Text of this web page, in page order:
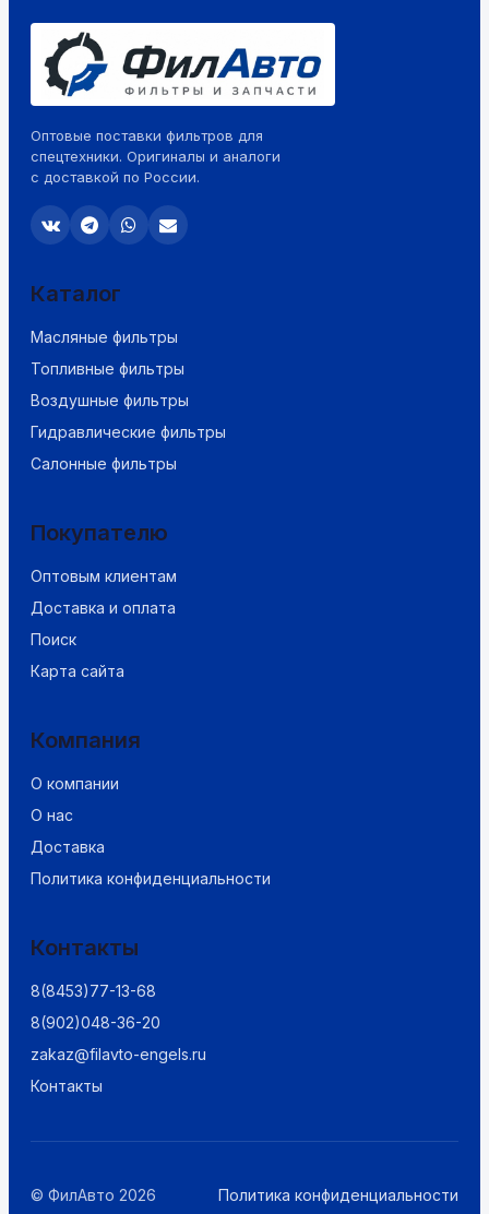
Оптовые поставки фильтров для
спецтехники. Оригиналы и аналоги
с доставкой по России.
Каталог
Масляные фильтры
Топливные фильтры
Воздушные фильтры
Гидравлические фильтры
Салонные фильтры
Покупателю
Оптовым клиентам
Доставка и оплата
Поиск
Карта сайта
Компания
О компании
О нас
Доставка
Политика конфиденциальности
Контакты
8(8453)77-13-68
8(902)048-36-20
zakaz@filavto-engels.ru
Контакты
© ФилАвто 2026 Политика конфиденциальности